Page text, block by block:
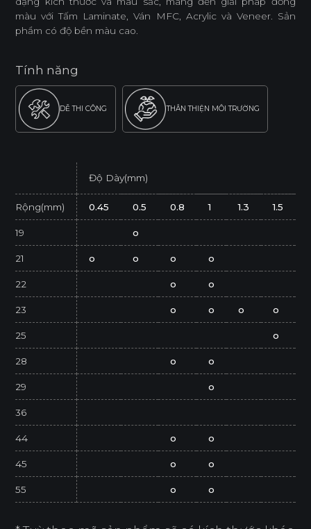
màu với Tấm Laminate, Ván MFC, Acrylic và Veneer. Sản
phẩm có độ bền màu cao.
Tính năng
DỄ THI CÔNG THÂN THIỆN MÔI TRƯỜNG
Độ Dày(mm)
Rộng(mm) 0.45 0.5 0.8 1 1.3 1.5
19 o
21 o o o o
22 o o
23 o o o o
25 o
28 o o
29 o
36
44 o o
45 o o
55 o o